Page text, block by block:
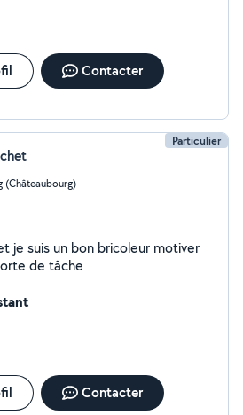
Contacter
Particulier
(Châteaubourg)
je suis un bon bricoleur motiver
de tâche
Contacter